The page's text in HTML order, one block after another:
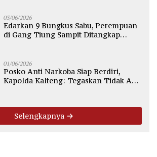
03/06/2026
Edarkan 9 Bungkus Sabu, Perempuan
di Gang Tiung Sampit Ditangkap
01/06/2026
Posko Anti Narkoba Siap Berdiri,
Kapolda Kalteng: Tegaskan Tidak Ada
Selengkapnya